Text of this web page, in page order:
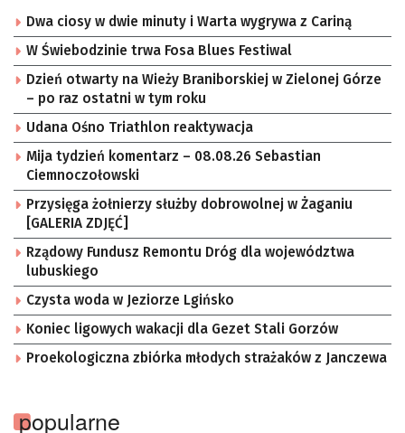
Dwa ciosy w dwie minuty i Warta wygrywa z Cariną
W Świebodzinie trwa Fosa Blues Festiwal
Dzień otwarty na Wieży Braniborskiej w Zielonej Górze
– po raz ostatni w tym roku
Udana Ośno Triathlon reaktywacja
Mija tydzień komentarz – 08.08.26 Sebastian
Ciemnoczołowski
Przysięga żołnierzy służby dobrowolnej w Żaganiu
[GALERIA ZDJĘĆ]
Rządowy Fundusz Remontu Dróg dla województwa
lubuskiego
Czysta woda w Jeziorze Lgińsko
Koniec ligowych wakacji dla Gezet Stali Gorzów
Proekologiczna zbiórka młodych strażaków z Janczewa
popularne